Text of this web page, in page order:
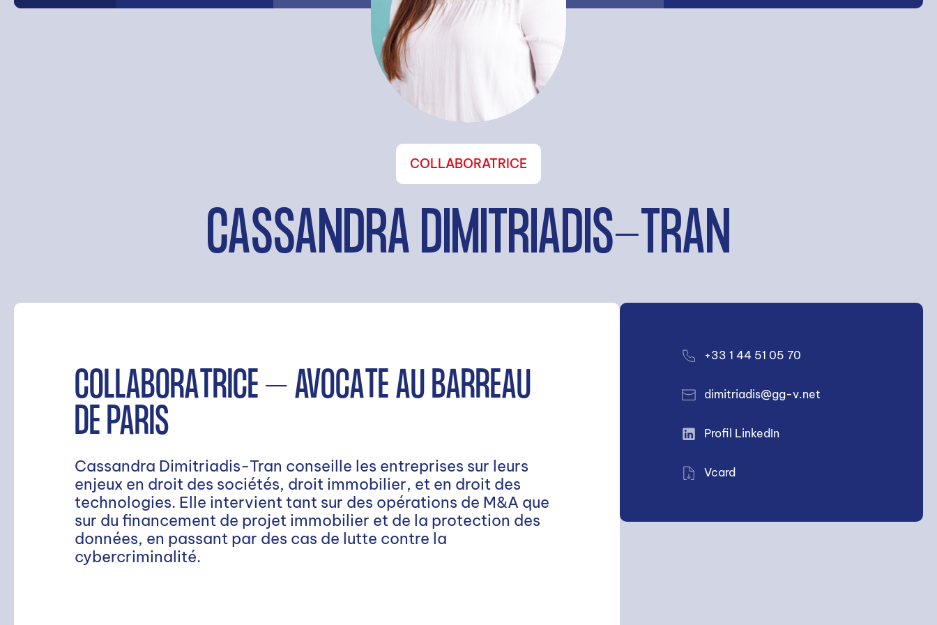
COLLABORATRICE
CASSANDRA DIMITRIADIS-TRAN
COLLABORATRICE – AVOCATE AU BARREAU
DE PARIS
Cassandra Dimitriadis-Tran conseille les entreprises sur leurs
enjeux en droit des sociétés, droit immobilier, et en droit des
technologies. Elle intervient tant sur des opérations de M&A que
sur du financement de projet immobilier et de la protection des
données, en passant par des cas de lutte contre la
cybercriminalité.
+33 1 44 51 05 70
dimitriadis@gg-v.net
Profil LinkedIn
Vcard